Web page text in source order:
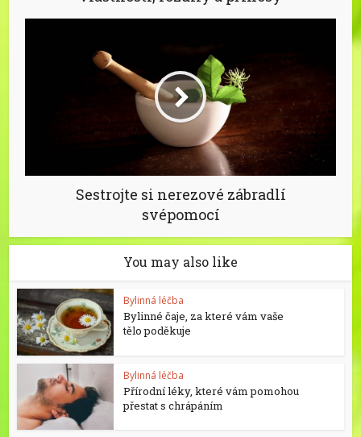
Sestrojte si nerezové zábradlí
svépomocí
You may also like
Bylinná léčba
Bylinné čaje, za které vám vaše
tělo poděkuje
Bylinná léčba
Přírodní léky, které vám pomohou
přestat s chrápáním